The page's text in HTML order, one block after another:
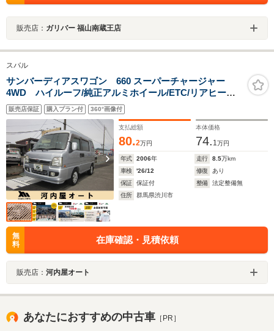
販売店： ガリバー 福山南蔵王店
スバル
サンバーディアスワゴン 660 スーパーチャージャー
4WD ハイルーフ/純正アルミホイール/ETC/リアヒータ
ー/フォグランプ/ルーフエンドスポイラー
販売店保証 購入プラン付 360°画像付
支払総額
80.2万円
本体価格
74. 1万円
年式 2006年 走行 8.5万km
車検
'26/12 修復
あり
保証
保証付 整備
法定整備無
住所
群馬県渋川市
無
料
在庫確認・見積依頼
販売店： 河内屋オート
あなたにおすすめの中古車 ［PR］